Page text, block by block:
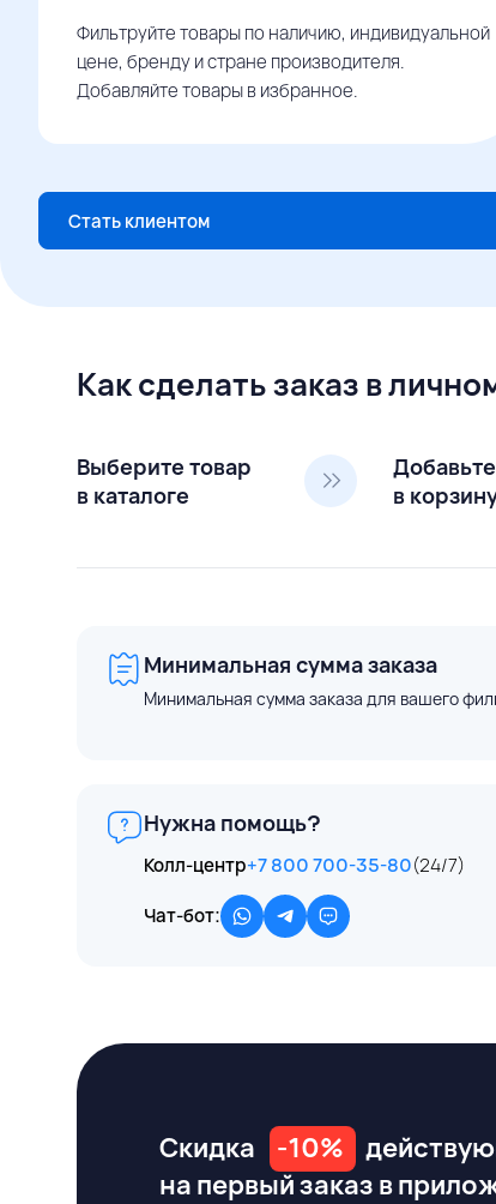
Фильтруйте товары по наличию, индивидуальной
цене, бренду и стране производителя.
Добавляйте товары в избранное.
Стать клиентом
Как сделать заказ в
Выберите товар
в каталоге
в
Минимальная сумма заказа
Минимальная сумма заказа для вашего
Нужна помощь?
Колл-центр+7 800 700-35-80(24/7)
Чат-бот:
Скидка -10%
на первый заказ в